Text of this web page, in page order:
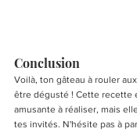
Conclusion
Voilà, ton gâteau à rouler
être dégusté ! Cette recette
amusante à réaliser, mais
tes invités. N'hésite pas à